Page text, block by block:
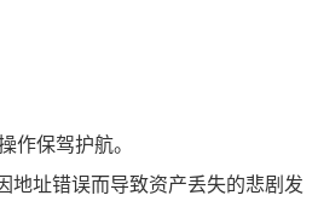
作保驾护航。
地址错误而导致资产丢失的悲剧发